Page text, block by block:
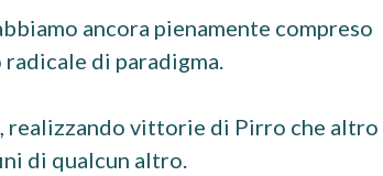
ancora pienamente compreso
di paradigma.
realizzando vittorie di Pirro che altro
di qualcun altro.